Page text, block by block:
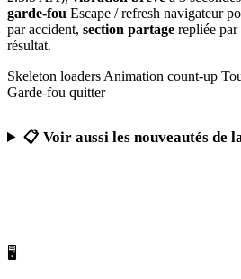
garde-fou Escape / refresh navigateur
par accident, section partage repliée
résultat.
Skeleton loaders Animation count-up
Garde-fou quitter
📋 Voir aussi les nouveautés de
🖥️